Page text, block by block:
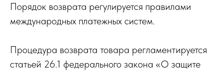
Порядок возврата регулируется правилами
международных платежных систем.
Процедура возврата товара регламентируется
статьей 26.1 федерального закона «О защите